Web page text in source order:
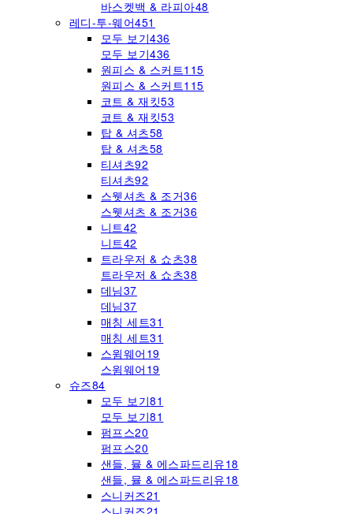
바스켓백 & 라피아48
레디-투-웨어451
모두 보기436
모두 보기436
원피스 & 스커트115
원피스 & 스커트115
코트 & 재킷53
코트 & 재킷53
탑 & 셔츠58
탑 & 셔츠58
티셔츠92
티셔츠92
스웻셔츠 & 조거36
스웻셔츠 & 조거36
니트42
니트42
트라우저 & 쇼츠38
트라우저 & 쇼츠38
데님37
데님37
매칭 세트31
매칭 세트31
스윔웨어 19
스윔웨어 19
슈즈84
모두 보기81
모두 보기81
펌프스20
펌프스20
샌들, 뮬 & 에스파드리유18
샌들, 뮬 & 에스파드리유18
스니커즈21
스니커즈21